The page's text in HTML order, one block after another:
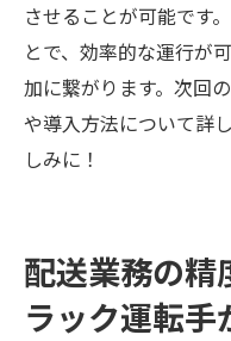
させることが可能です
とで、効率的な運行が
加に繋がります。次回
や導入方法について詳
しみに！
配送業務の精
ラック運転